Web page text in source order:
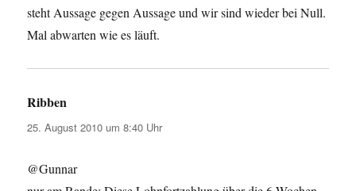
steht Aussage gegen Aussage und wir sind wieder bei Null.
Mal abwarten wie es läuft.
Ribben
25. August 2010 um 8:40 Uhr
@Gunnar